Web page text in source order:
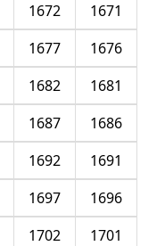
1671
1672
1676
1677
1681
1682
1686
1687
1691
1692
1696
1697
1701
1702